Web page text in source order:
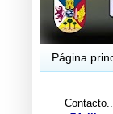
Página
Contacto...